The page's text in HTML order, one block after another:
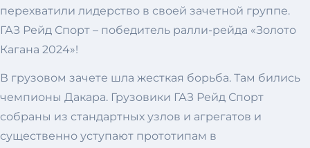
перехватили лидерство в своей зачетной группе.
ГАЗ Рейд Спорт – победитель ралли-рейда «Золото
Кагана 2024»!
В грузовом зачете шла жесткая борьба. Там бились
чемпионы Дакара. Грузовики ГАЗ Рейд Спорт
собраны из стандартных узлов и агрегатов и
существенно уступают прототипам в